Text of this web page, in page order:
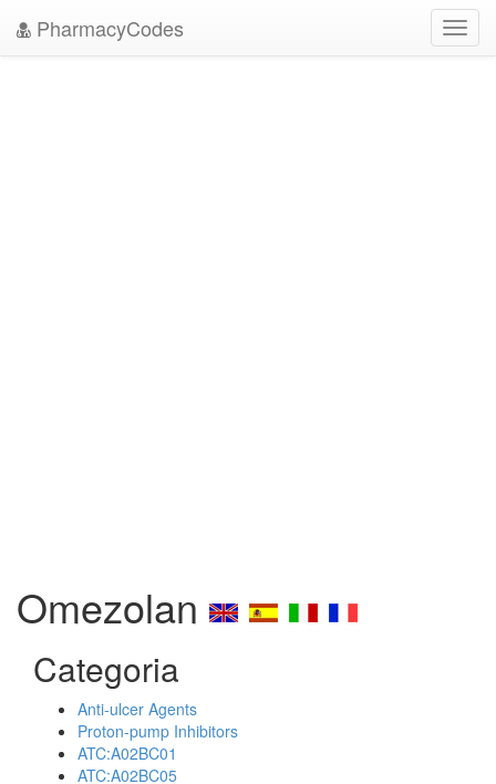
PharmacyCodes
Omezolan
Categoria
Anti-ulcer Agents
Proton-pump Inhibitors
ATC:A02BC01
ATC:A02BC05